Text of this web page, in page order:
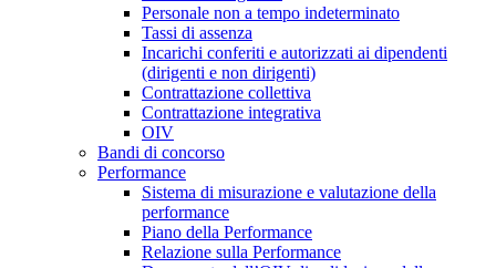
Personale non a tempo indeterminato
Tassi di assenza
Incarichi conferiti e autorizzati ai dipendenti
(dirigenti e non dirigenti)
Contrattazione collettiva
Contrattazione integrativa
OIV
Bandi di concorso
Performance
Sistema di misurazione e valutazione della
performance
Piano della Performance
Relazione sulla Performance